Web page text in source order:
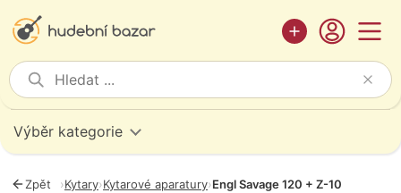
Výběr kategorie
Zpět ›Kytary›Kytarové aparatury›Engl Savage 120 + Z-10